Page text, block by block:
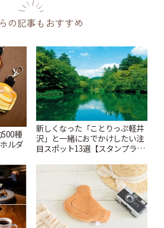
の記事もおすすめ
種
ルダ
りっ
新しくなった「ことりっぷ軽井
沢」と一緒におでかけしたい注
目スポット13選【スタンプラリ